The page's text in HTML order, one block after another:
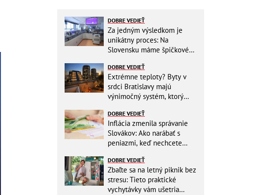
DOBRE VEDIEŤ
Za jedným výsledkom je
unikátny proces: Na
Slovensku máme špičkové
DOBRE VEDIEŤ
Extrémne teploty? Byty v
srdci Bratislavy majú
výnimočný systém, ktorý
DOBRE VEDIEŤ
Inflácia zmenila správanie
Slovákov: Ako narábať s
peniazmi, keď nechcete
DOBRE VEDIEŤ
Zbaľte sa na letný piknik bez
stresu: Tieto praktické
vychytávky vám ušetria